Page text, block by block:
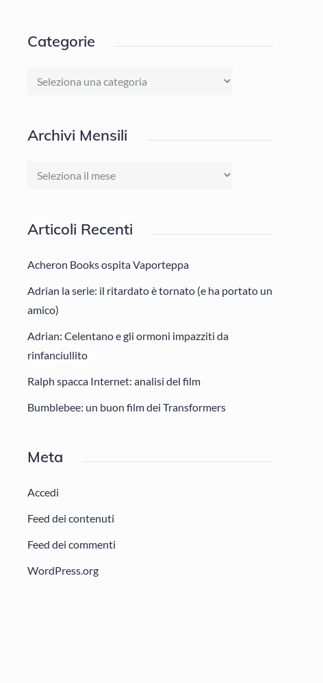
Categorie
Categorie
Archivi Mensili
Archivi
Articoli Recenti
Acheron Books ospita Vaporteppa
Adrian la serie: il ritardato è tornato (e ha portato un
amico)
Adrian: Celentano e gli ormoni impazziti da
rinfanciullito
Ralph spacca Internet: analisi del film
Bumblebee: un buon film dei Transformers
Meta
Accedi
Feed dei contenuti
Feed dei commenti
WordPress.org